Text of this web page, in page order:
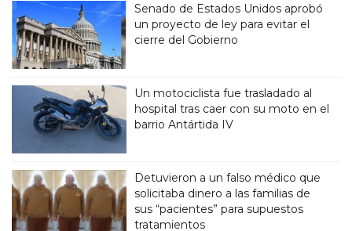
Senado de Estados Unidos aprobó
un proyecto de ley para evitar el
cierre del Gobierno
Un motociclista fue trasladado al
hospital tras caer con su moto en el
barrio Antártida IV
Detuvieron a un falso médico que
solicitaba dinero a las familias de
sus “pacientes” para supuestos
tratamientos